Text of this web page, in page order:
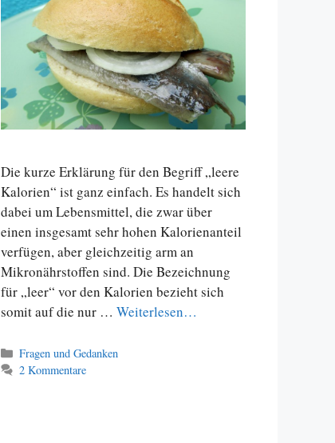
Die kurze Erklärung für den Begriff „leere
Kalorien“ ist ganz einfach. Es handelt sich
dabei um Lebensmittel, die zwar über
einen insgesamt sehr hohen Kalorienanteil
verfügen, aber gleichzeitig arm an
Mikronährstoffen sind. Die Bezeichnung
für „leer“ vor den Kalorien bezieht sich
somit auf die nur …Weiterlesen…
Kategorien
Fragen und Gedanken
2 Kommentare